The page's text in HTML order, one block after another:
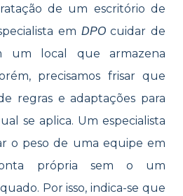
de um escritório de
em DPOcuidar de
um local que armazena
precisamos frisar que
regras e adaptações para
se aplica. Um especialista
o peso de uma equipe em
própria sem o um
Por isso, indica-se que